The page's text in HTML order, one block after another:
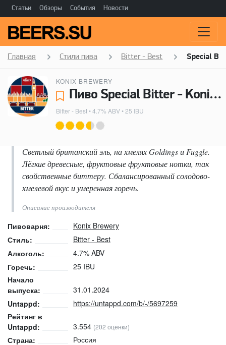
Статьи Обзоры События Новости
Главная Стили пива Bitter - Best Special
KONIX BREWERY
Пиво Special Bitter - Konix Brewery
Bitter - Best• 4.7% ABV • 25 IBU
Светлый британский эль, на хмелях Goldings и Fuggle.
Лёгкие древесные, фруктовые фруктовые нотки, так
свойственные биттеру. Сбалансированный солодово-
хмелевой вкус и умеренная горечь.
Описание производителя
Пивоварня:
Konix Brewery
Стиль:
Bitter - Best
Алкоголь:
4.7% ABV
Горечь:
25 IBU
Начало
выпуска:
31.01.2024
Untappd:
https://untappd.com/b/-/5697259
Рейтинг в
Untappd:
3.554 (202 оценки)
Страна: Россия